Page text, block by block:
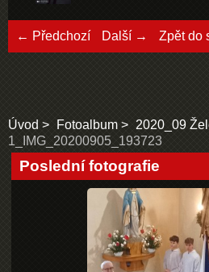
← Předchozí Další → Zpět do
Úvod Fotoalbum
2020_09
1_IMG_20200905_193723
Poslední fotografie